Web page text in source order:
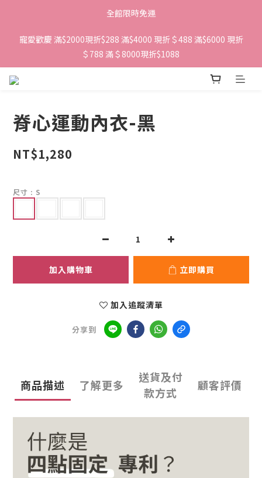
全館限時免運
寵愛歡慶 滿$2000現折$288 滿$4000 現折＄488 滿$6000 現折
＄788 滿＄8000現折$1088
脊心運動內衣-黑
NT$1,280
尺寸 : S
加入購物車 立即購買
加入追蹤清單
分享到
商品描述 了解更多
送貨及付
款方式
顧客評價